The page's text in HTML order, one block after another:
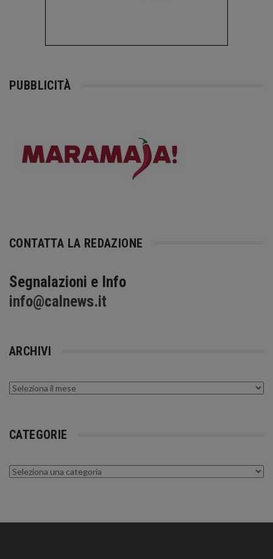
PUBBLICITÀ
CONTATTA LA REDAZIONE
Segnalazioni e Info
info@calnews.it
ARCHIVI
Archivi
CATEGORIE
Categorie